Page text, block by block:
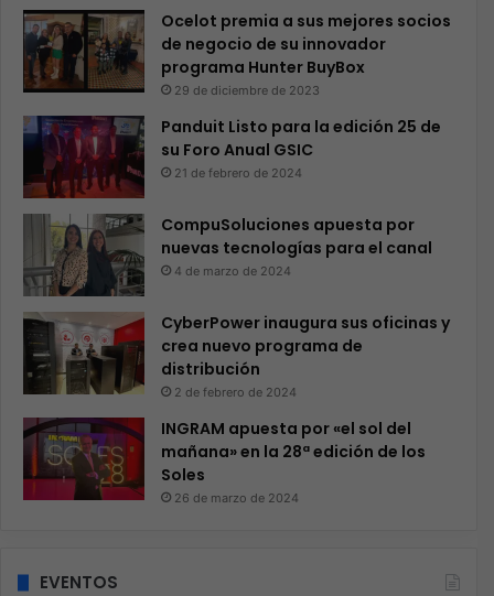
Ocelot premia a sus mejores socios
de negocio de su innovador
programa Hunter BuyBox
29 de diciembre de 2023
Panduit Listo para la edición 25 de
su Foro Anual GSIC
21 de febrero de 2024
CompuSoluciones apuesta por
nuevas tecnologías para el canal
4 de marzo de 2024
CyberPower inaugura sus oficinas y
crea nuevo programa de
distribución
2 de febrero de 2024
INGRAM apuesta por «el sol del
mañana» en la 28ª edición de los
Soles
26 de marzo de 2024
EVENTOS